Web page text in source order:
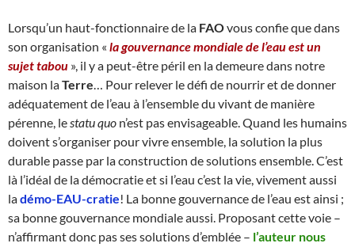
Lorsqu’un haut-fonctionnaire de la FAOvous confie que dans
son organisation « la gouvernance mondiale de l’eau est un
sujet tabou », il y a peut-être péril en la demeure dans notre
maison laTerre… Pour relever le défi de nourrir et de donner
adéquatement de l’eau à l’ensemble du vivant de manière
pérenne, lestatu quo n’est pas envisageable. Quand les humains
doivent s’organiser pour vivre ensemble, la solution la plus
durable passe par la construction de solutions ensemble. C’est
là l’idéal de la démocratie et si l’eau c’est la vie, vivement aussi
ladémo-EAU-cratie! La bonne gouvernance de l’eau est ainsi ;
sa bonne gouvernance mondiale aussi. Proposant cette voie –
n’affirmant donc pas ses solutions d’emblée – l’auteur nous